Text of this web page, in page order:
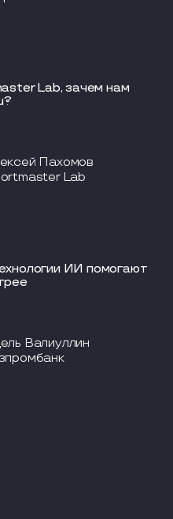
Lab, зачем нам
Пахомов
Lab
ИИ помогают
Валиуллин